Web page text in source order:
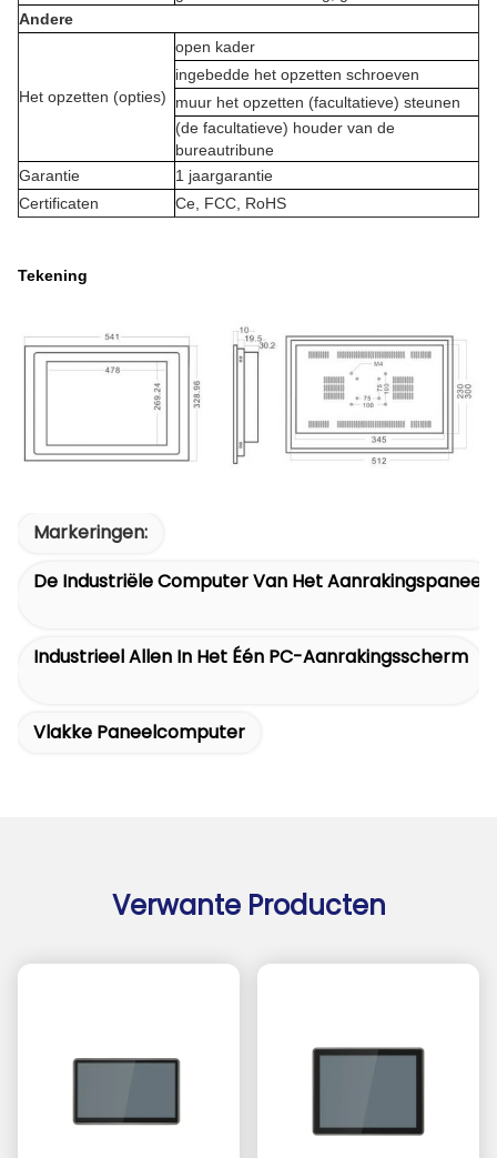
Andere
Het opzetten (opties)
open kader
ingebedde het opzetten schroeven
muur het opzetten (facultatieve) steunen
(de facultatieve) houder van de
bureautribune
Garantie
1 jaargarantie
Certificaten
Ce, FCC, RoHS
Tekening
Markeringen:
De Industriële Computer Van Het Aanrakingspaneel
Industrieel Allen In Het Één PC-Aanrakingsscherm
Vlakke Paneelcomputer
Verwante Producten